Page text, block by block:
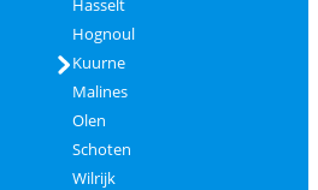
Hasselt
Hognoul
Kuurne
Malines
Olen
Schoten
Wilrijk